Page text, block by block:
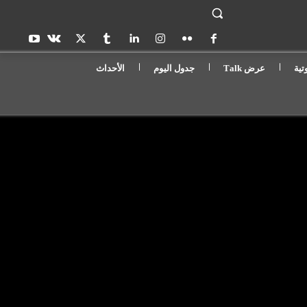
عرض Τalk جدول اليوم الأحداث